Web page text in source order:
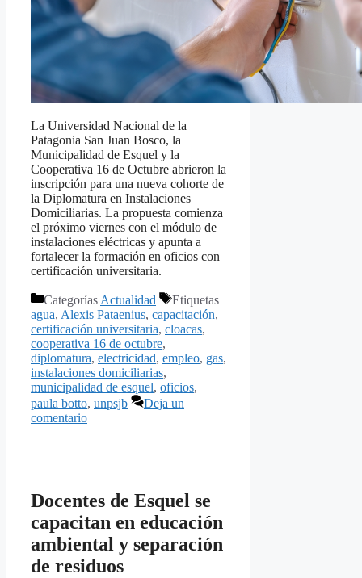
La Universidad Nacional de la
Patagonia San Juan Bosco, la
Municipalidad de Esquel y la
Cooperativa 16 de Octubre abrieron la
inscripción para una nueva cohorte de
la Diplomatura en Instalaciones
Domiciliarias. La propuesta comienza
el próximo viernes con el módulo de
instalaciones eléctricas y apunta a
fortalecer la formación en oficios con
certificación universitaria.
Categorías Actualidad
Etiquetas
agua, Alexis Pataenius, capacitación,
certificación universitaria, cloacas,
cooperativa 16 de octubre,
diplomatura, electricidad, empleo, gas,
instalaciones domiciliarias,
municipalidad de esquel, oficios,
paula botto, unpsjb
Deja un
comentario
Docentes de Esquel se
capacitan en educación
ambiental y separación
de residuos